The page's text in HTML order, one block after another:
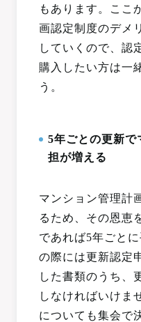
もあります。ここ
画認定制度のデメ
していくので、認
購入したい方は一
う。
5年ごとの更新で
担が増える
マンション管理計
るため、その恩恵
であれば5年ごと
の際には更新認定
した書類のうち、
しなければいけま
についても集会で